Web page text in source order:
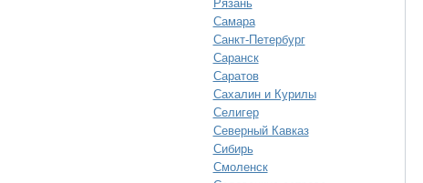
Рязань
Самара
Санкт-Петербург
Саранск
Саратов
Сахалин и Курилы
Селигер
Северный Кавказ
Сибирь
Смоленск